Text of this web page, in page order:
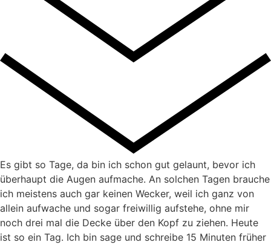
Es gibt so Tage, da bin ich schon gut gelaunt, bevor ich
überhaupt die Augen aufmache. An solchen Tagen brauche
ich meistens auch gar keinen Wecker, weil ich ganz von
allein aufwache und sogar freiwillig aufstehe, ohne mir
noch drei mal die Decke über den Kopf zu ziehen. Heute
ist so ein Tag. Ich bin sage und schreibe 15 Minuten früher